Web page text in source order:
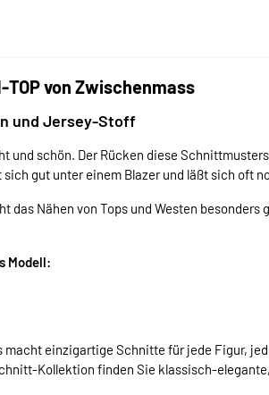
von Zwischenmass
und Jersey-Stoff
und schön. Der Rücken diese
gut unter einem Blazer und läßt sich oft
Nähen von Tops und Westen besonders
Modell:
einzigartige Schnitte für jede Figur,
Kollektion finden Sie klassisch-